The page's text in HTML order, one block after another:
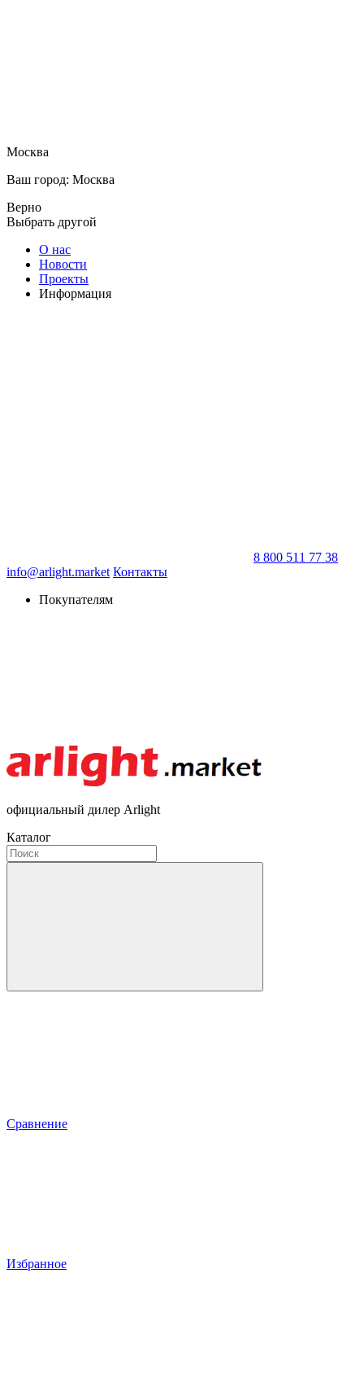
Москва
Ваш город: Москва
Верно
Выбрать другой
О нас
Новости
Проекты
Информация
8 800 511 77 38
info@arlight.market Контакты
Покупателям
официальный дилер Arlight
Каталог
Сравнение
Избранное